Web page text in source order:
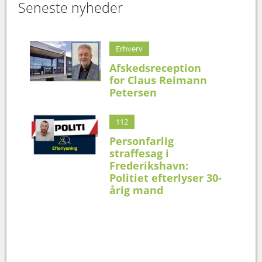
Seneste nyheder
Erhverv
Afskedsreception
for Claus Reimann
Petersen
112
Personfarlig
straffesag i
Frederikshavn:
Politiet efterlyser 30-
årig mand